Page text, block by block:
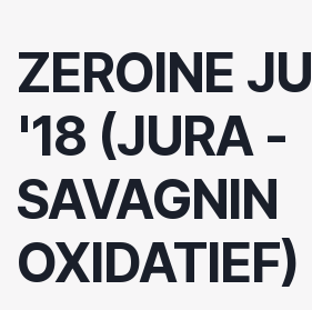
ZEROINE
'18 (JURA -
SAVAGNIN
OXIDATIEF)